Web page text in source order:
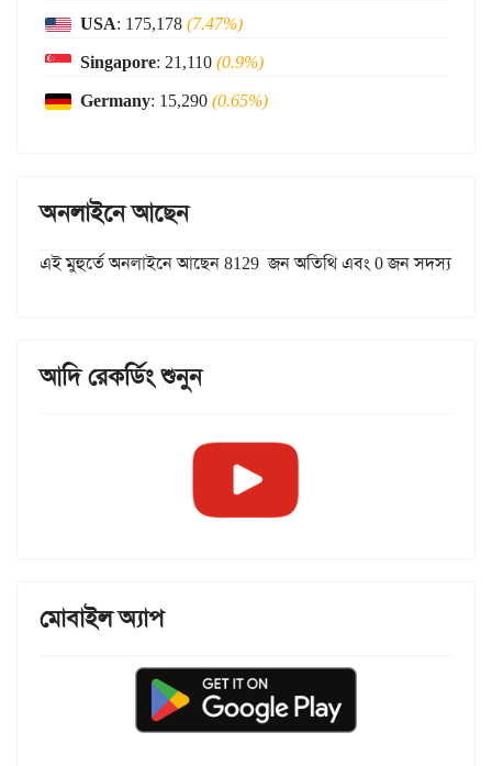
USA: 175,178(7.47%)
Singapore: 21,110(0.9%)
Germany: 15,290(0.65%)
অনলাইনে আছেন
এই মুহুর্তে অনলাইনে আছেন 8129 জন অতিথি এবং 0 জন সদস্য
আদি রেকর্ডিং শুনুন
মোবাইল অ্যাপ